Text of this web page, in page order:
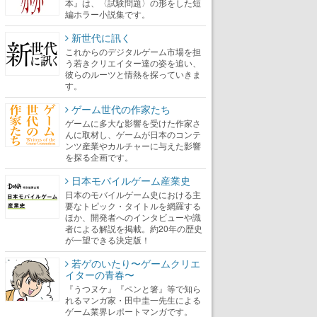
編ホラー小説集です。
新世代に訊く
これからのデジタルゲーム市場を担
う若きクリエイター達の姿を追い、
彼らのルーツと情熱を探っていきま
す。
ゲーム世代の作家たち
ゲームに多大な影響を受けた作家さ
んに取材し、ゲームが日本のコンテ
ンツ産業やカルチャーに与えた影響
を探る企画です。
日本モバイルゲーム産業史
日本のモバイルゲーム史における主
要なトピック・タイトルを網羅する
ほか、開発者へのインタビューや識
者による解説を掲載。約20年の歴史
が一望できる決定版！
若ゲのいたり〜ゲームクリエ
イターの青春〜
『うつヌケ』『ペンと箸』等で知ら
れるマンガ家・田中圭一先生による
ゲーム業界レポートマンガです。